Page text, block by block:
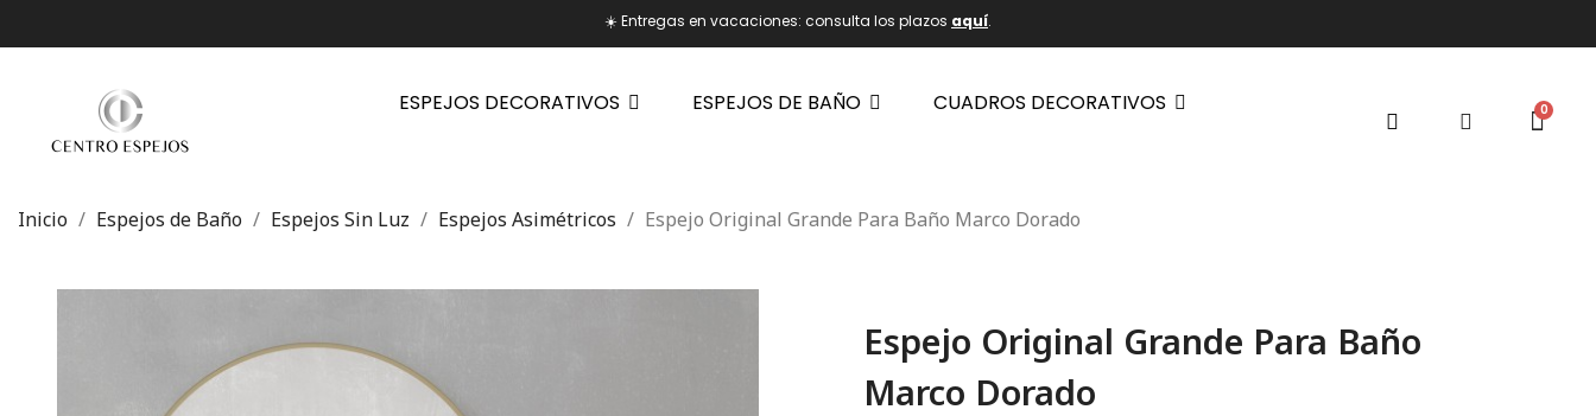
☀️ Entregas en vacaciones: consulta los plazos aquí.
ESPEJOS DECORATIVOS ESPEJOS DE BAÑO CUADROS DECORATIVOS
Inicio Espejos de Baño Espejos Sin Luz Espejos Asimétricos Espejo Original Grande Para Baño Marco Dorado
Espejo Original Grande Para Baño
Marco Dorado